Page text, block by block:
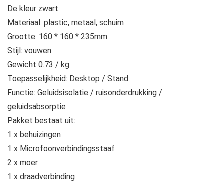
De kleur zwart
Materiaal: plastic, metaal, schuim
Grootte: 160 * 160 * 235mm
Stijl: vouwen
Gewicht 0.73 / kg
Toepasselijkheid: Desktop / Stand
Functie: Geluidsisolatie / ruisonderdrukking /
geluidsabsorptie
Pakket bestaat uit:
1 x behuizingen
1 x Microfoonverbindingsstaaf
2 x moer
1 x draadverbinding